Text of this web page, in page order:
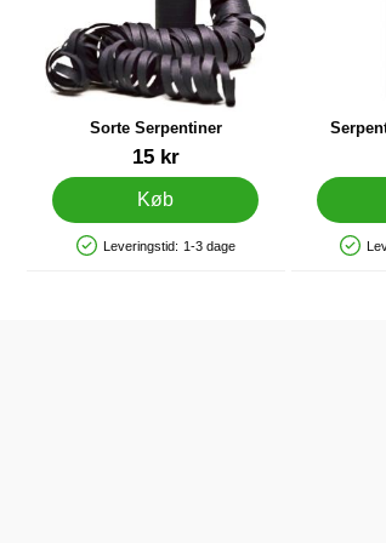
Sorte Serpentiner
15 kr
Køb
Produkttilgængelighed: På lager
Leveringstid: 1-3 dage